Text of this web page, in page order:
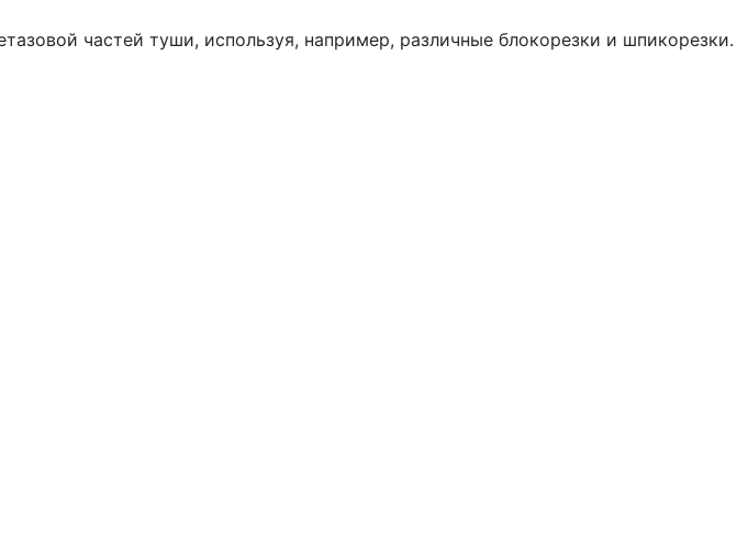
частей туши, используя, например, различные блокорезки и шпикорезки.